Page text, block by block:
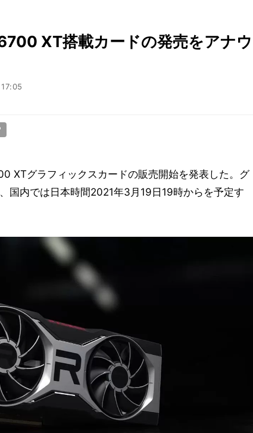
XT搭載カードの発売をアナウ
XTグラフィックスカードの販売開始を発表した。グ
国内では日本時間2021年3月19日19時からを予定す